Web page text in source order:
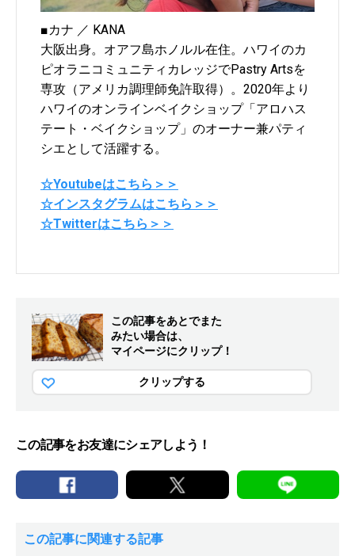
■カナ ／ KANA
大阪出身。オアフ島ホノルル在住。ハワイのカ
ピオラニコミュニティカレッジでPastry Artsを
専攻（アメリカ調理師免許取得）。2020年より
ハワイのオンラインベイクショップ「アロハス
テート・ベイクショップ」のオーナー兼パティ
シエとして活躍する。
☆Youtubeはこちら＞＞
☆インスタグラムはこちら＞＞
☆Twitterはこちら＞＞
この記事をあとでまた
みたい場合は、
マイページにクリップ！
クリップする
この記事をお友達にシェアしよう！
この記事に関連する記事